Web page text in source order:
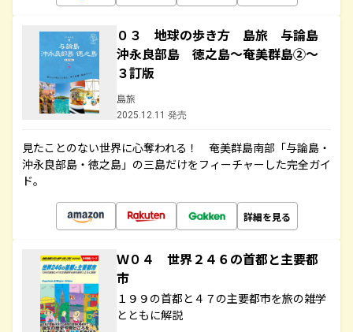
０３ 地球の歩き方 島旅 与論島
沖永良部島 徳之島～奄美群島②～
３訂版
島旅
2025.12.11 発売
見たことのない世界に心奪われる！ 奄美群島南部「与論島・
沖永良部島・徳之島」の三島だけをフィーチャーした完全ガイ
ド。
詳細を見る
Ｗ０４ 世界２４６の首都と主要都
市
１９９の首都と４７の主要都市を旅の雑学
とともに解説